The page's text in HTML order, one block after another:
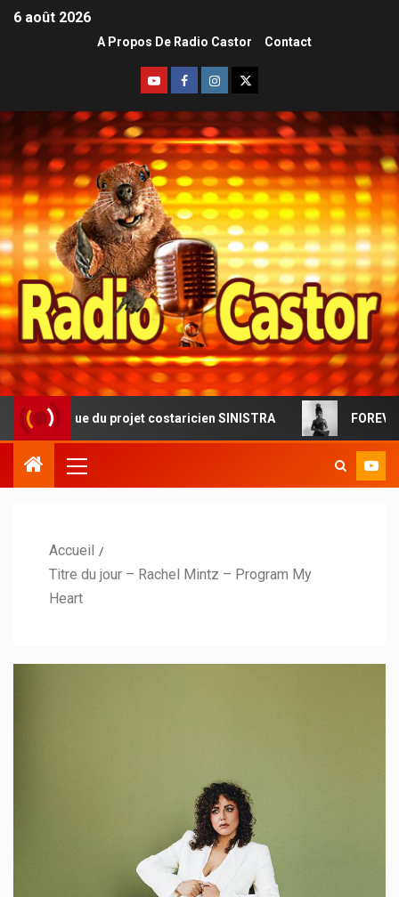
6 août 2026
A Propos De Radio Castor Contact
du projet costaricien SINISTRA FOREVERMORE :
Accueil
Titre du jour – Rachel Mintz – Program My
Heart